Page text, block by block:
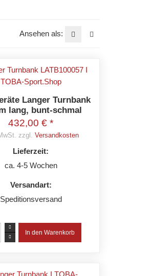
Ansehen als:
Langer Turnbank
lang, bunt-schmal
432,00 € *
zzgl. Versandkosten
Lieferzeit:
ca. 4-5 Wochen
Versandart:
Speditionsversand